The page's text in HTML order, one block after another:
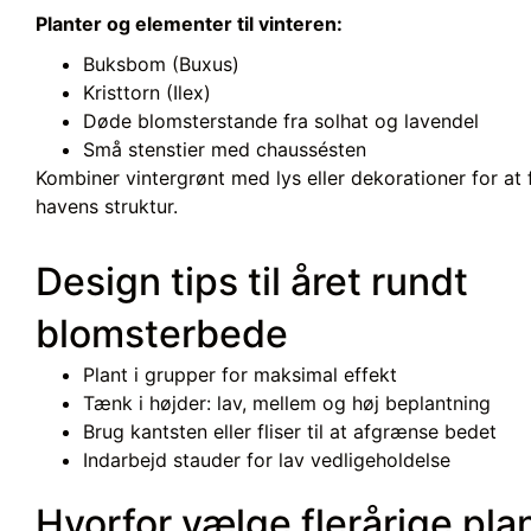
Planter og elementer til vinteren:
Buksbom (Buxus)
Kristtorn (Ilex)
Døde blomsterstande fra solhat og lavendel
Små stenstier med chaussésten
Kombiner vintergrønt med lys eller dekorationer for
havens struktur.
Design tips til året rundt
blomsterbede
Plant i grupper for maksimal effekt
Tænk i højder: lav, mellem og høj beplantning
Brug kantsten eller fliser til at afgrænse bedet
Indarbejd stauder for lav vedligeholdelse